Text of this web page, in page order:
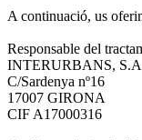
A continuació, us
Responsable del
INTERURBANS,
C/Sardenya nº16
17007 GIRONA
CIF A17000316